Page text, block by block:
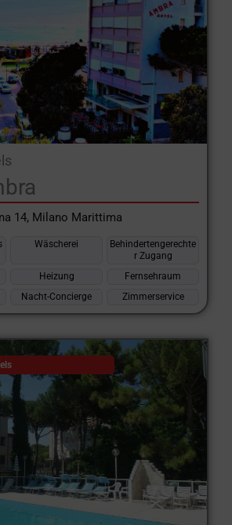
14, Milano Marittima
Wäscherei
Behindertengerechte
r Zugang
Heizung
Fernsehraum
Nacht-Concierge Zimmerservice